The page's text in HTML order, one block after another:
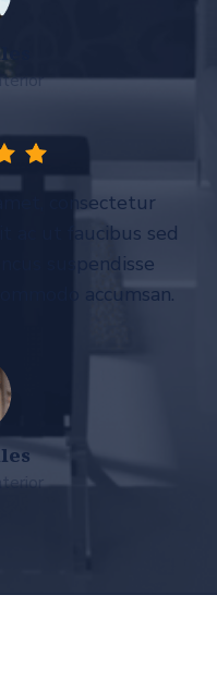
consectetur
ac ut faucibus sed
suspendisse
accumsan.